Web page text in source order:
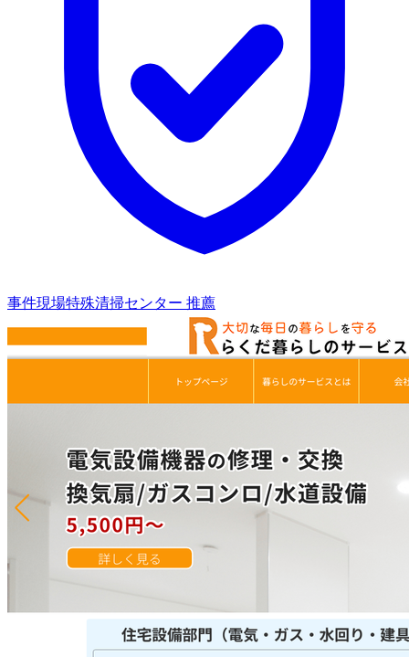
事件現場特殊清掃センター 推薦